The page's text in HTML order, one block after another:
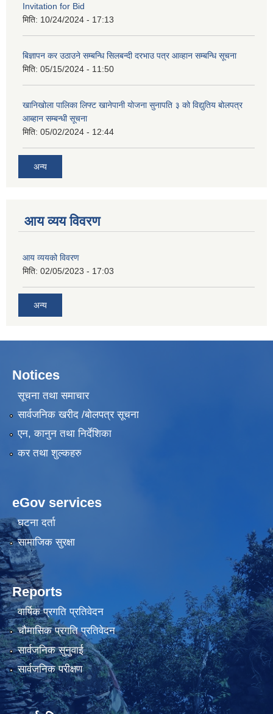
Invitation for Bid
मिति: 10/24/2024 - 17:13
बिज्ञापन कर उठाउने सम्बन्धि सिलबन्दी दरभाउ पत्र आव्हान सम्बन्धि सूचना
मिति: 05/15/2024 - 11:50
खानिखोला पालिका लिफ्ट खानेपानी योजना सुनापति ३ को विद्युतिय बोलपत्र
आब्हान सम्बन्धी सूचना
मिति: 05/02/2024 - 12:44
अन्य
आय व्यय विवरण
आय व्ययको विवरण
मिति: 02/05/2023 - 17:03
अन्य
Notices
सूचना तथा समाचार
सार्वजनिक खरीद /बोलपत्र सूचना
एन, कानुन तथा निर्देशिका
कर तथा शुल्कहरु
eGov services
घटना दर्ता
सामाजिक सुरक्षा
Reports
वार्षिक प्रगति प्रतिवेदन
चौमासिक प्रगति प्रतिवेदन
सार्वजनिक सुनुवाई
सार्वजनिक परीक्षण